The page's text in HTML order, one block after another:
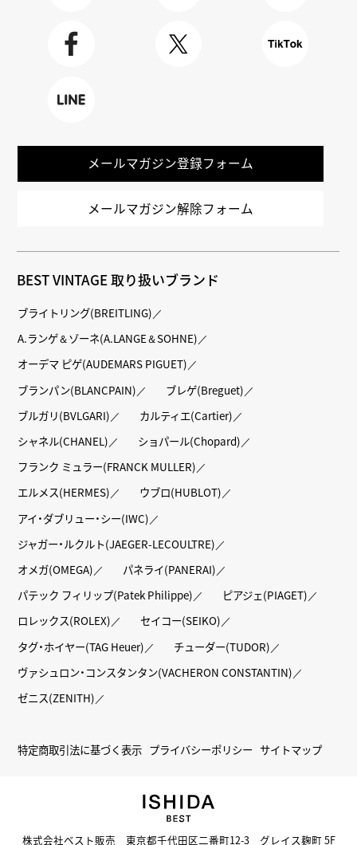
メールマガジン登録フォーム
メールマガジン解除フォーム
BEST VINTAGE 取り扱いブランド
ブライトリング(BREITLING)
A.ランゲ＆ゾーネ(A.LANGE＆SOHNE)
オーデマ ピゲ(AUDEMARS PIGUET)
ブランパン(BLANCPAIN)
ブレゲ(Breguet)
ブルガリ(BVLGARI)
カルティエ(Cartier)
シャネル(CHANEL)
ショパール(Chopard)
フランク ミュラー(FRANCK MULLER)
エルメス(HERMES)
ウブロ(HUBLOT)
アイ・ダブリュー・シー(IWC)
ジャガー・ルクルト(JAEGER-LECOULTRE)
オメガ(OMEGA)
パネライ(PANERAI)
パテック フィリップ(Patek Philippe)
ピアジェ(PIAGET)
ロレックス(ROLEX)
セイコー(SEIKO)
タグ・ホイヤー(TAG Heuer)
チューダー(TUDOR)
ヴァシュロン・コンスタンタン(VACHERON CONSTANTIN)
ゼニス(ZENITH)
特定商取引法に基づく表示 プライバシーポリシー サイトマップ
株式会社ベスト販売 東京都千代田区二番町12-3 グレイス麹町 5F